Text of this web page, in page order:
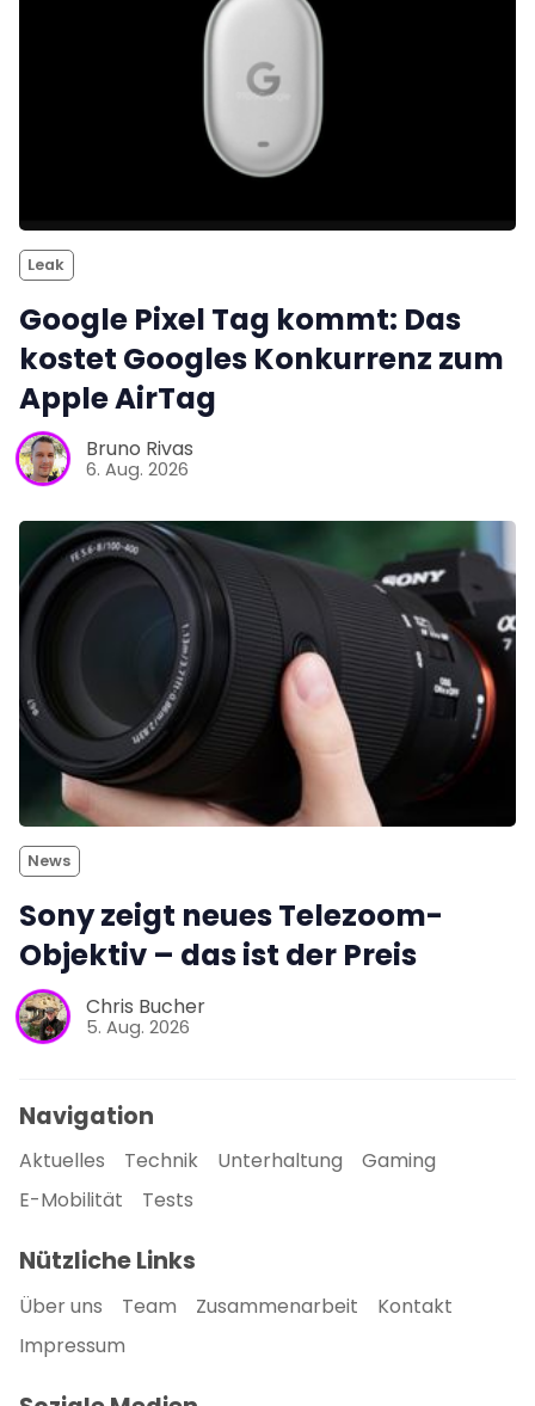
Leak
Google Pixel Tag kommt: Das
kostet Googles Konkurrenz zum
Apple AirTag
Bruno Rivas
6. Aug. 2026
News
Sony zeigt neues Telezoom-
Objektiv – das ist der Preis
Chris Bucher
5. Aug. 2026
Navigation
Aktuelles Technik Unterhaltung
Gaming
E-Mobilität
Tests
Nützliche Links
Über uns Team Zusammenarbeit
Kontakt
Impressum